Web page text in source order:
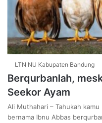
LTN NU Kabupaten Bandung
Berqurbanlah,
Seekor Ayam
Ali Muthahari – Tahukah
bernama Ibnu Abbas